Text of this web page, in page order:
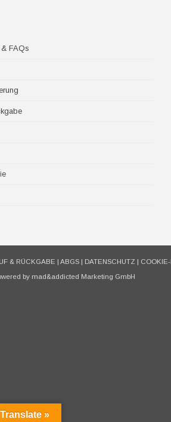
FAQs
& RÜCKGABE | ABGS| DATENSCHUTZ |
by mad&addicted Marketing GmbH
Translate »